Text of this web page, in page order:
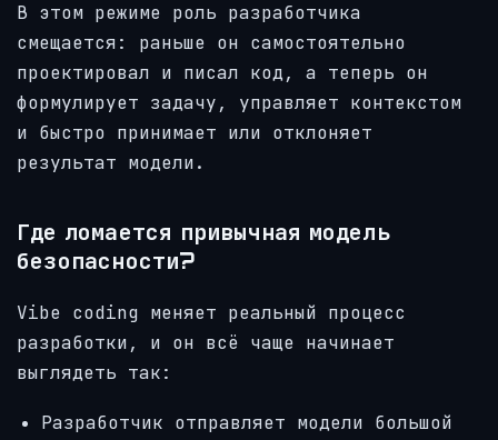
В этом режиме роль разработчика
смещается: раньше он самостоятельно
проектировал и писал код, а теперь он
формулирует задачу, управляет контекстом
и быстро принимает или отклоняет
результат модели.
Где ломается привычная модель
безопасности?
Vibe coding меняет реальный процесс
разработки, и он всё чаще начинает
выглядеть так:
Разработчик отправляет модели большой